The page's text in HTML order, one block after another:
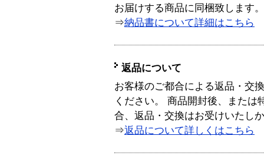
お届けする商品に同梱致します。
⇒納品書について詳細はこちら
返品について
お客様のご都合による返品・交
ください。 商品開封後、または
合、返品・交換はお受けいたし
⇒返品について詳しくはこちら